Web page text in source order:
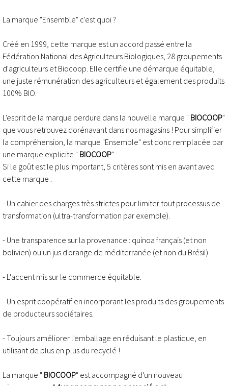
La marque "Ensemble" c'est quoi ?
Créé en 1999, cette marque est un accord passé entre la
Fédération National des Agriculteurs Biologiques, 28 groupements
d'agriculteurs et Biocoop. Elle certifie une démarque équitable,
une juste rémunération des agriculteurs et également des produits
100% BIO.
L'esprit de la marque perdure dans la nouvelle marque " BIOCOOP"
que vous retrouvez dorénavant dans nos magasins ! Pour simplifier
la compréhension, la marque "Ensemble" est donc remplacée par
une marque explicite " BIOCOOP"
Si le goût est le plus important, 5 critères sont mis en avant avec
cette marque :
- Un cahier des charges très strictes pour limiter tout processus de
transformation (ultra-transformation par exemple).
- Une transparence sur la provenance : quinoa français (et non
bolivien) ou un jus d'orange de méditerranée (et non du Brésil).
- L'accent mis sur le commerce équitable.
- Un esprit coopératif en incorporant les produits des groupements
de producteurs sociétaires.
- Toujours améliorer l'emballage en réduisant le plastique, en
utilisant de plus en plus du recyclé !
La marque " BIOCOOP" est accompagné d'un nouveau